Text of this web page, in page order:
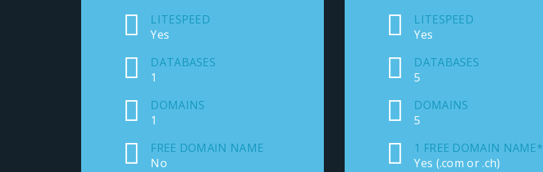
LITESPEED
Yes
DATABASES
1
DOMAINS
1
FREE DOMAIN NAME
No
LITESPEED
Yes
DATABASES
5
DOMAINS
5
1 FREE DOMAIN NAME*
Yes (.com or .ch)